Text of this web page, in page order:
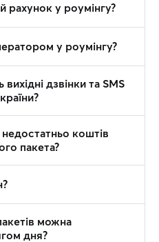
рахунок у роумінгу?
у роумінгу?
дзвінки та SMS
коштів
пакета?
можна
дня?